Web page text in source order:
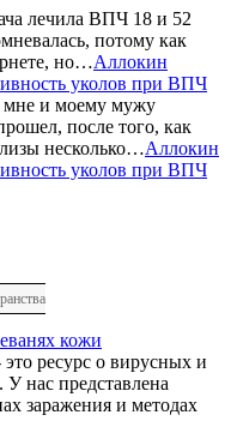
лечила ВПЧ 18 и 52
потому как
но…Аллокин
уколов при ВПЧ
и моему мужу
после того, как
несколько…Аллокин
уколов при ВПЧ
кожи
ресурс о вирусных и
нас представлена
заражения и методах